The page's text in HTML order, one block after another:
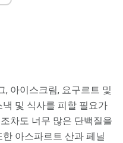
, 아이스크림, 요구르트 및
및 식사를 피할 필요가
차도 너무 많은 단백질을
한 아스파르트 산과 페닐